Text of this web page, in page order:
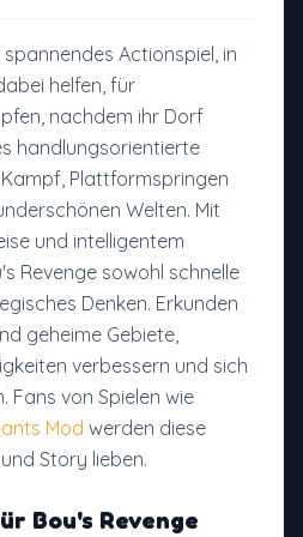
Actionspiel, in
helfen, für
nachdem ihr Dorf
handlungsorientierte
Plattformspringen
Welten. Mit
und intelligentem
Revenge sowohl schnelle
Denken. Erkunden
geheime Gebiete,
verbessern und sich
Fans von Spielen wie
Mod werden diese
Story lieben.
Bou's Revenge